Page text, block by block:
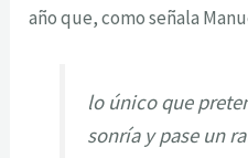
año que, como señala
lo único que
sonría y pase un